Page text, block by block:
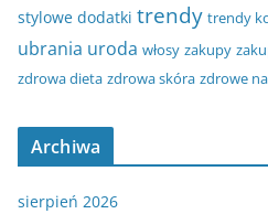
stylowe dodatki trendy trendy
ubrania uroda włosy zakupy
zdrowa dieta zdrowa skóra zdrowe
Archiwa
sierpień 2026